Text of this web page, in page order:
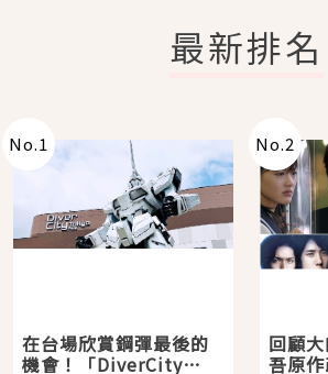
最新排名
No.1
在台場欣賞鋼彈最後的
機會！「DiverCity
No.2
回顧
吾原